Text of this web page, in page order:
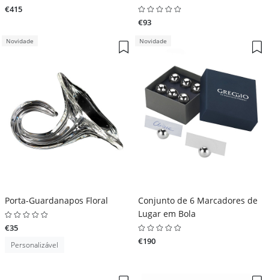
€415
€93
Novidade
Porta-Guardanapos Floral
€35
Personalizável
Novidade
Conjunto de 6 Marcadores de
Lugar em Bola
€190